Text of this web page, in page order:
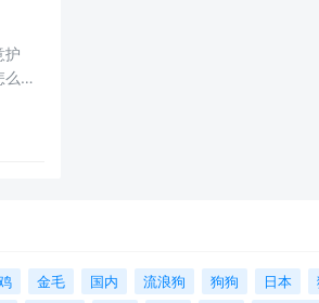
护
么
金毛 国内 流浪狗 狗狗 日本